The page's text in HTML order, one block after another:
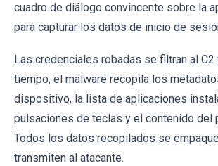
cuadro de diálogo convincente sobre la
para capturar los datos de inicio de
Las credenciales robadas se filtran al C2
tiempo, el malware recopila los
dispositivo, la lista de aplicaciones
pulsaciones de teclas y el contenido del
Todos los datos recopilados se
transmiten al atacante.